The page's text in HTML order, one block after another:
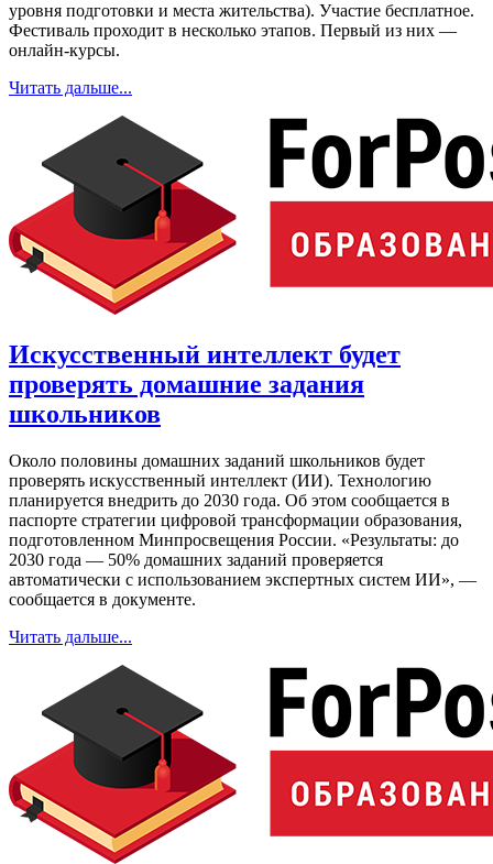
уровня подготовки и места жительства). Участие бесплатное.
Фестиваль проходит в несколько этапов. Первый из них ―
онлайн-курсы.
Читать дальше...
Искусственный интеллект будет
проверять домашние задания
школьников
Около половины домашних заданий школьников будет
проверять искусственный интеллект (ИИ). Технологию
планируется внедрить до 2030 года. Об этом сообщается в
паспорте стратегии цифровой трансформации образования,
подготовленном Минпросвещения России. «Результаты: до
2030 года — 50% домашних заданий проверяется
автоматически с использованием экспертных систем ИИ», —
сообщается в документе.
Читать дальше...